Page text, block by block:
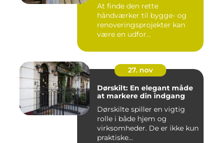
At finde den rette
håndværker til bygge- og
renoveringsprojekter kan
være en udfor...
27. nov
Dørskilt: En elegant måde
at markere din indgang
Dørskilte spiller en vigtig
rolle i både hjem og
virksomheder. De er ikke kun
praktiske...